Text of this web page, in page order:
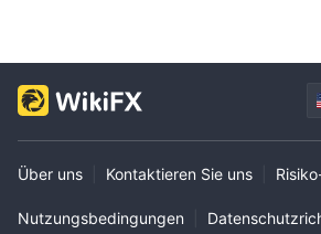
Über uns Kontaktieren Sie uns
Nutzungsbedingungen